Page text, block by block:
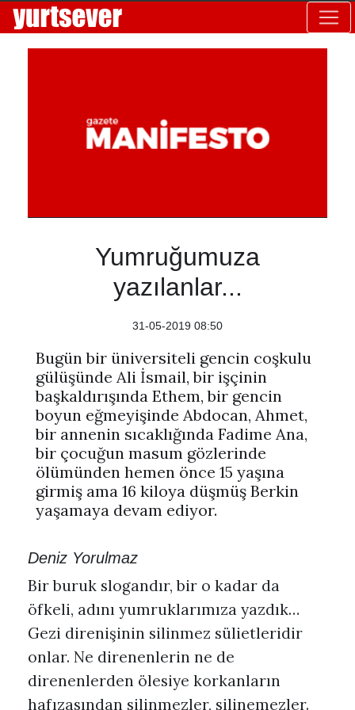
Yumruğumuza
yazılanlar...
31-05-2019 08:50
Bugün bir üniversiteli gencin coşkulu
gülüşünde Ali İsmail, bir işçinin
başkaldırışında Ethem, bir gencin
boyun eğmeyişinde Abdocan, Ahmet,
bir annenin sıcaklığında Fadime Ana,
bir çocuğun masum gözlerinde
ölümünden hemen önce 15 yaşına
girmiş ama 16 kiloya düşmüş Berkin
yaşamaya devam ediyor.
Deniz Yorulmaz
Bir buruk slogandır, bir o kadar da
öfkeli, adını yumruklarımıza yazdık…
Gezi direnişinin silinmez sülietleridir
onlar. Ne direnenlerin ne de
direnenlerden ölesiye korkanların
hafızasından silinmezler, silinemezler.